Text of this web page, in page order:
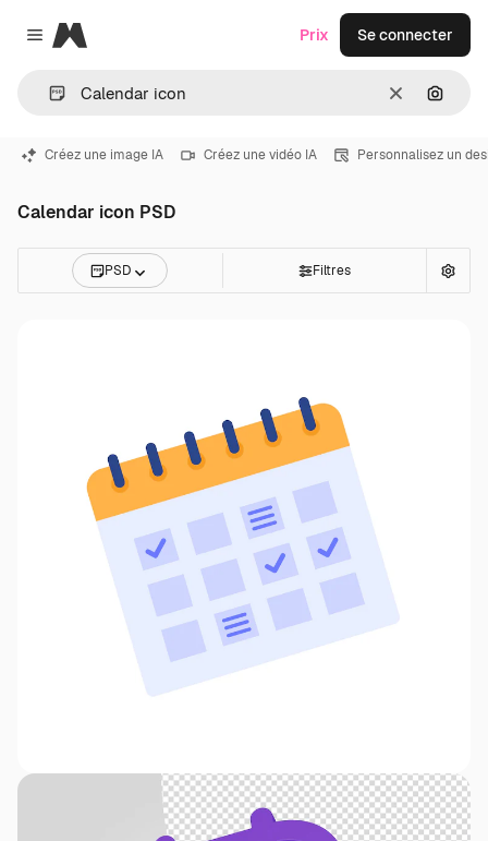
Close menu
Magnific
Effacer
Prix Se connecter
Créez une image IA Créez une vidéo IA Personnalisez un
Calendar icon PSD
PSD Filtres